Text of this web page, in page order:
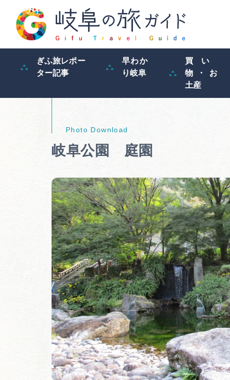
ぎふ旅レポー
ター記事
早わか
り岐阜
買い
物・お
土産
岐阜公園 庭園